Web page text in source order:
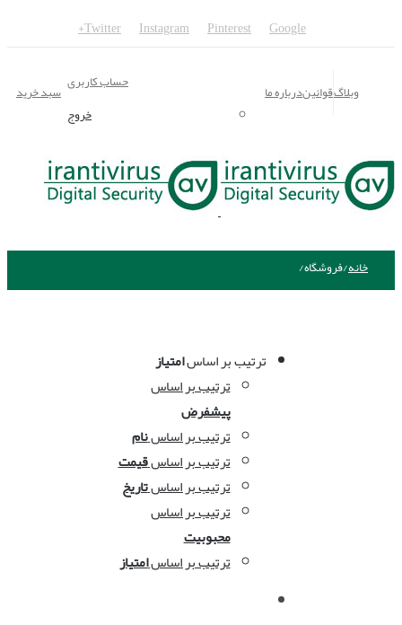
Twitter Instagram Pinterest Google+
وبلاگقوانیندرباره ما
حساب کاربری
خروج
سبد خرید
خانه/فروشگاه/
ترتیب بر اساسامتیاز
ترتیب بر اساس
پیشفرض
ترتیب بر اساسنام
ترتیب بر اساسقیمت
ترتیب بر اساستاریخ
ترتیب بر اساس
محبوبیت
ترتیب بر اساسامتیاز